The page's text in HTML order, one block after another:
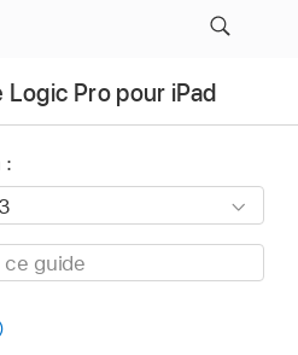
Logic Pro pour iPad
: